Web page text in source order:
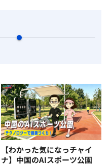
【わかった気になっチャイ
ナ】中国のAIスポーツ公園